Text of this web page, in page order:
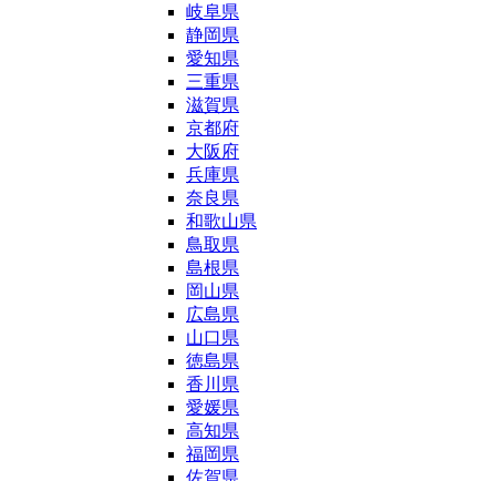
岐阜県
静岡県
愛知県
三重県
滋賀県
京都府
大阪府
兵庫県
奈良県
和歌山県
鳥取県
島根県
岡山県
広島県
山口県
徳島県
香川県
愛媛県
高知県
福岡県
佐賀県